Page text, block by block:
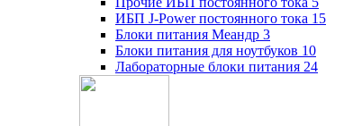
ИБП J-Power постоянного тока 15
Блоки питания Меандр 3
Блоки питания для ноутбуков 10
Лабораторные блоки питания 24